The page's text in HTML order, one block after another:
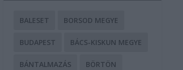
BALESET BORSOD MEGYE
BUDAPEST BÁCS-KISKUN MEGYE
BÁNTALMAZÁS BÖRTÖN